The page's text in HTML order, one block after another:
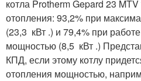
котла Protherm Gepard 23
отопления: 93,2% при
(23,3 кВт .) и 79,4% при
мощностью (8,5 кВт .)
КПД, если этому котлу
отопления мощностью,